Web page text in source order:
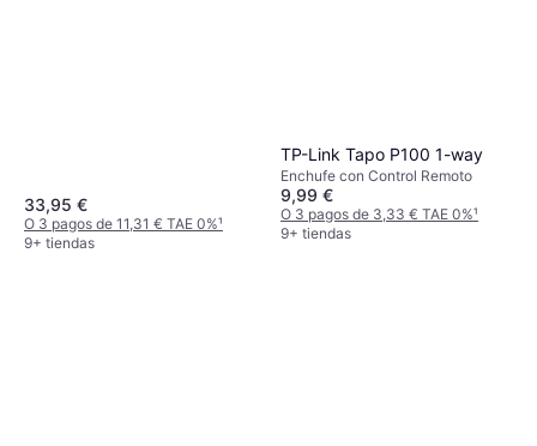
33,95 €
O 3 pagos de 11,31 € TAE 0%¹
9+ tiendas
TP-Link Tapo P100 1-way
Enchufe con Control Remoto
9,99 €
O 3 pagos de 3,33 € TAE 0%¹
9+ tiendas